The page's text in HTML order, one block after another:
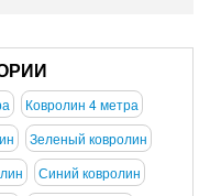
Ковролин 4 метра
Зеленый ковролин
Синий ковролин